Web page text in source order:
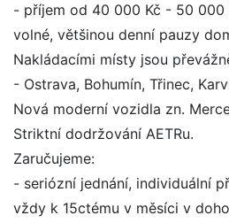
- příjem od 40 000 Kč - 50 000
volné, většinou denní pauzy
Nakládacími místy jsou
- Ostrava, Bohumín, Třinec,
Nová moderní vozidla zn.
Striktní dodržování AETRu.
Zaručujeme:
- seriózní jednání, individuální
vždy k 15ctému v měsíci v